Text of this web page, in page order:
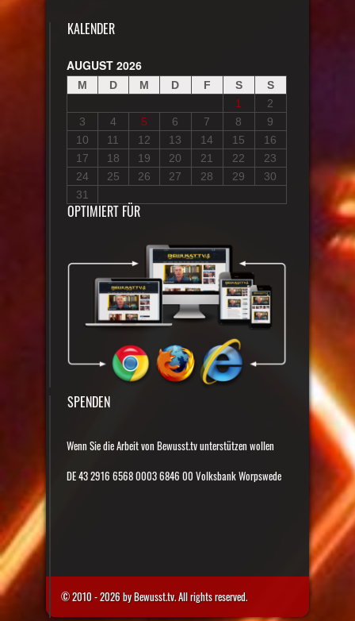
KALENDER
AUGUST 2026
M D M D F S
S
1
2
3
4 5 6 7 8
9
10
11 12 13 14 15
16
17
18 19 20 21 22
23
24
25 26 27 28 29
30
31
OPTIMIERT FÜR
SPENDEN
Wenn Sie die Arbeit von Bewusst.tv unterstützen wollen
DE 43 2916 6568 0003 6846 00 Volksbank Worpswede
© 2010 - 2026 by Bewusst.tv. All rights reserved.